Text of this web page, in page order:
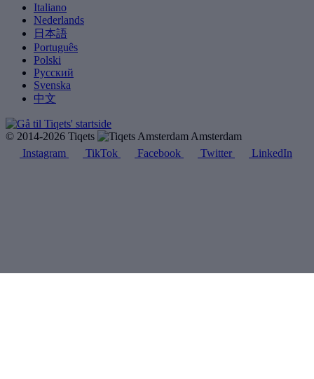
Italiano
Nederlands
日本語
Português
Polski
Русский
Svenska
中文
© 2014-2026 Tiqets
Amsterdam
Instagram
TikTok Facebook Twitter LinkedIn